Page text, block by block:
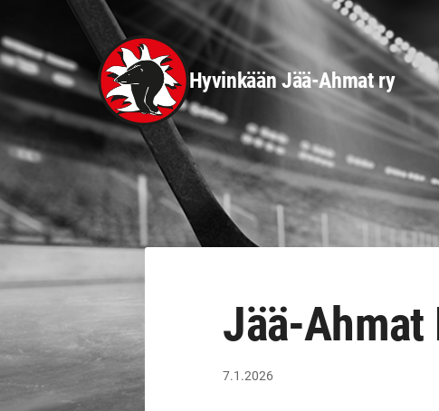
sivun
sisältöön
Hyvinkään Jää-Ahmat ry
Jää-Ahmat
7.1.2026